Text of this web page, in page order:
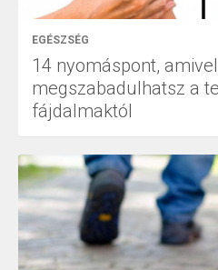
EGÉSZSÉG
14 nyomáspont, amivel
megszabadulhatsz a
fájdalmaktól